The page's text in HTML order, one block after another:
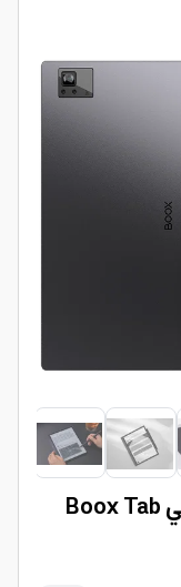
جهاز تابلت بوكس تاب الترا الذكي Boox Tab